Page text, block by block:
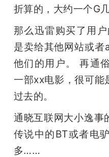
折算的，大约一个G
那么迅雷购买了用
是卖给其他网站或
他们的用户。 再通
一部xx电影，很可能
过去的。
通晓互联网大小逸事
传说中的BT或者电
多……